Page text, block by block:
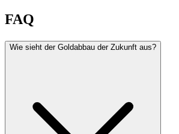
FAQ
Wie sieht der Goldabbau der Zukunft aus?